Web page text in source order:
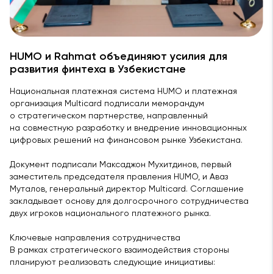
HUMO и Rahmat объединяют усилия для
развития финтеха в Узбекистане
Национальная платежная система HUMO и платежная
организация Multicard подписали меморандум
о стратегическом партнерстве, направленный
на совместную разработку и внедрение инновационных
цифровых решений на финансовом рынке Узбекистана.
Документ подписали Максаджон Мухитдинов, первый
заместитель председателя правления HUMO, и Аваз
Муталов, генеральный директор Multicard. Соглашение
закладывает основу для долгосрочного сотрудничества
двух игроков национального платежного рынка.
Ключевые направления сотрудничества
В рамках стратегического взаимодействия стороны
планируют реализовать следующие инициативы: